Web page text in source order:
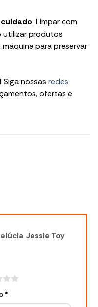
Limpar com
utilizar produtos
para preservar
Siga nossas redes
ofertas e
Jessie Toy
*